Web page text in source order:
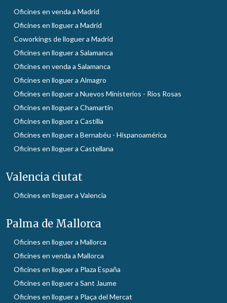
Oficines en venda a Madrid
Oficines en lloguer a Madrid
Coworkings de lloguer a Madrid
Oficines en lloguer a Salamanca
Oficines en venda a Salamanca
Oficines en lloguer a Almagro
Oficines en lloguer a Nuevos Ministerios - Ríos Rosas
Oficines en lloguer a Chamartín
Oficines en lloguer a Castilla
Oficines en lloguer a Bernabéu - Hispanoamérica
Oficines en lloguer a Castellana
Valencia ciutat
Oficines en lloguer a Valencia
Palma de Mallorca
Oficines en lloguer a Mallorca
Oficines en venda a Mallorca
Oficines en lloguer a Plaza España
Oficines en lloguer a Sant Jaume
Oficines en lloguer a Plaça del Mercat